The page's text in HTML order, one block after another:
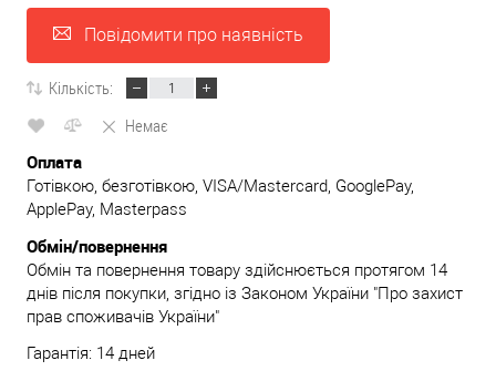
Повідомити про наявність
Кількість:
Немає
Оплата
Готівкою, безготівкою, VISA/Mastercard, GooglePay,
ApplePay, Masterpass
Обмін/повернення
Обмін та повернення товару здійснюється протягом 14
днів після покупки, згідно із Законом України "Про захист
прав споживачів України"
Гарантія: 14 дней